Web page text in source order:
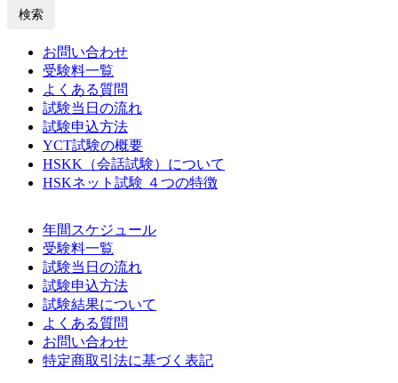
検索
お問い合わせ
受験料一覧
よくある質問
試験当日の流れ
試験申込方法
YCT試験の概要
HSKK（会話試験）について
HSKネット試験 ４つの特徴
年間スケジュール
受験料一覧
試験当日の流れ
試験申込方法
試験結果について
よくある質問
お問い合わせ
特定商取引法に基づく表記